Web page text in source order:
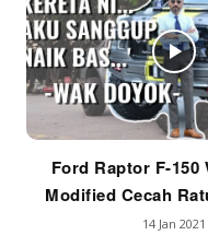
Ford Raptor F-150
Modified Cecah
14 Jan 2021